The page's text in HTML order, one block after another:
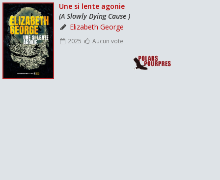
Une si lente agonie
(A Slowly Dying Cause )
Elizabeth George
2025 Aucun vote